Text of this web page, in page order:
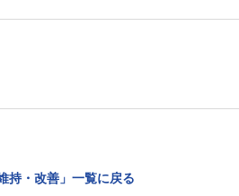
持・改善」一覧に戻る